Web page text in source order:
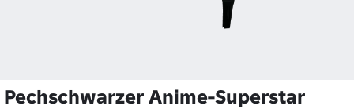
Pechschwarzer Anime-Superstar